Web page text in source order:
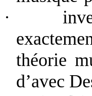
·
théorie
d’avec